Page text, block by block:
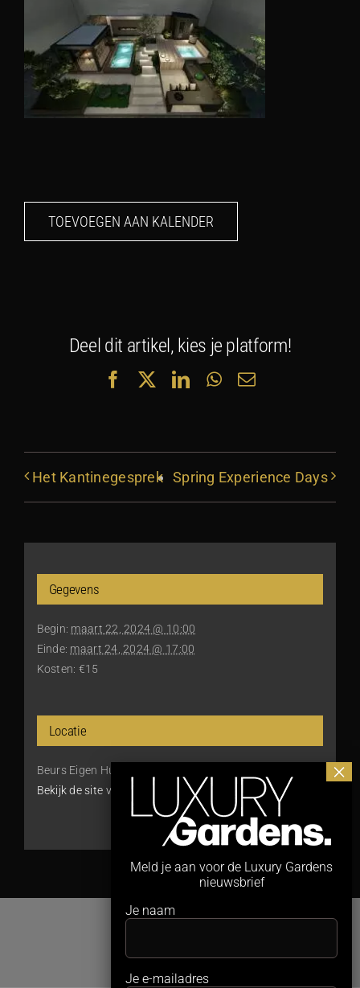
TOEVOEGEN AAN KALENDER
Deel dit artikel, kies je platform!
FacebookLinkedInWhatsApp
E-
Het Kantinegesprek Spring Experience Days
Gegevens
Begin: maart 22, 2024 @ 10:00
Einde: maart 24, 2024 @ 17:00
Kosten: €15
Locatie
Beurs Eigen Huis
Bekijk de site van Locatie
Meld je aan voor de Luxury Gardens
nieuwsbrief
Je naam
Je e-mailadres